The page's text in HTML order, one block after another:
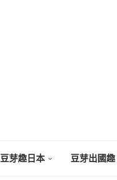
豆芽趣日本 豆芽出國趣